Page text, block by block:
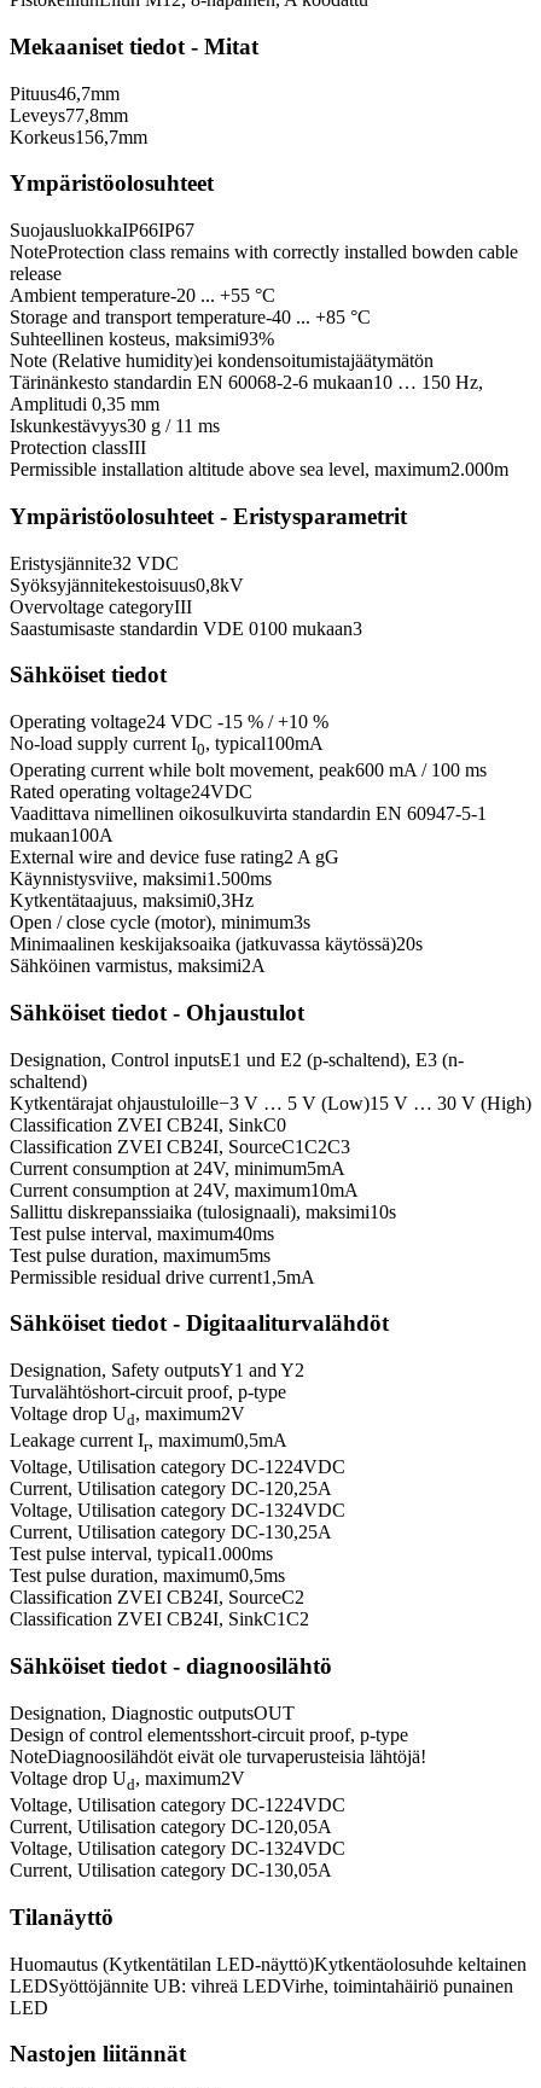
Mekaaniset tiedot - Mitat
Pituus46,7mm
Leveys77,8mm
Korkeus156,7mm
Ympäristöolosuhteet
SuojausluokkaIP66IP67
NoteProtection class remains with correctly installed bowden cable
release
Ambient temperature-20 ... +55 °C
Storage and transport temperature-40 ... +85 °C
Suhteellinen kosteus, maksimi93%
Note (Relative humidity)ei kondensoitumistajäätymätön
Tärinänkesto standardin EN 60068-2-6 mukaan10 … 150 Hz,
Amplitudi 0,35 mm
Iskunkestävyys30 g / 11 ms
Protection classIII
Permissible installation altitude above sea level, maximum2.000m
Ympäristöolosuhteet - Eristysparametrit
Eristysjännite32 VDC
Syöksyjännitekestoisuus0,8kV
Overvoltage categoryIII
Saastumisaste standardin VDE 0100 mukaan3
Sähköiset tiedot
Operating voltage24 VDC -15 % / +10 %
No-load supply current I0, typical100mA
Operating current while bolt movement, peak600 mA / 100 ms
Rated operating voltage24VDC
Vaadittava nimellinen oikosulkuvirta standardin EN 60947-5-1
mukaan100A
External wire and device fuse rating2 A gG
Käynnistysviive, maksimi1.500ms
Kytkentätaajuus, maksimi0,3Hz
Open / close cycle (motor), minimum3s
Minimaalinen keskijaksoaika (jatkuvassa käytössä)20s
Sähköinen varmistus, maksimi2A
Sähköiset tiedot - Ohjaustulot
Designation, Control inputsE1 und E2 (p-schaltend), E3 (n-
schaltend)
Kytkentärajat ohjaustuloille−3 V … 5 V (Low)15 V … 30 V (High)
Classification ZVEI CB24I, SinkC0
Classification ZVEI CB24I, SourceC1C2C3
Current consumption at 24V, minimum5mA
Current consumption at 24V, maximum10mA
Sallittu diskrepanssiaika (tulosignaali), maksimi10s
Test pulse interval, maximum40ms
Test pulse duration, maximum5ms
Permissible residual drive current1,5mA
Sähköiset tiedot - Digitaaliturvalähdöt
Designation, Safety outputsY1 and Y2
Turvalähtöshort-circuit proof, p-type
Voltage drop Ud, maximum2V
Leakage current Ir, maximum0,5mA
Voltage, Utilisation category DC-1224VDC
Current, Utilisation category DC-120,25A
Voltage, Utilisation category DC-1324VDC
Current, Utilisation category DC-130,25A
Test pulse interval, typical1.000ms
Test pulse duration, maximum0,5ms
Classification ZVEI CB24I, SourceC2
Classification ZVEI CB24I, SinkC1C2
Sähköiset tiedot - diagnoosilähtö
Designation, Diagnostic outputsOUT
Design of control elementsshort-circuit proof, p-type
NoteDiagnoosilähdöt eivät ole turvaperusteisia lähtöjä!
Voltage drop Ud, maximum2V
Voltage, Utilisation category DC-1224VDC
Current, Utilisation category DC-120,05A
Voltage, Utilisation category DC-1324VDC
Current, Utilisation category DC-130,05A
Tilanäyttö
Huomautus (Kytkentätilan LED-näyttö)Kytkentäolosuhde keltainen
LEDSyöttöjännite UB: vihreä LEDVirhe, toimintahäiriö punainen
LED
Nastojen liitännät